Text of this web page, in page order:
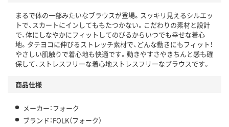
まるで体の一部みたいなブラウスが登場。スッキリ見えるシルエッ
トで、スカートにインしてももたつかない。こだわりの素材と設計
で、体にしなやかにフィットしてのびるからいつでも幸せな着心
地。タテヨコに伸びるストレッチ素材で、どんな動きにもフィット！
やさしい肌触りで着心地も快適です。動きやすさやきちんと感も確
保して、ストレスフリーな着心地ストレスフリーなブラウスです。
商品仕様
メーカー：フォーク
ブランド：FOLK（フォーク）